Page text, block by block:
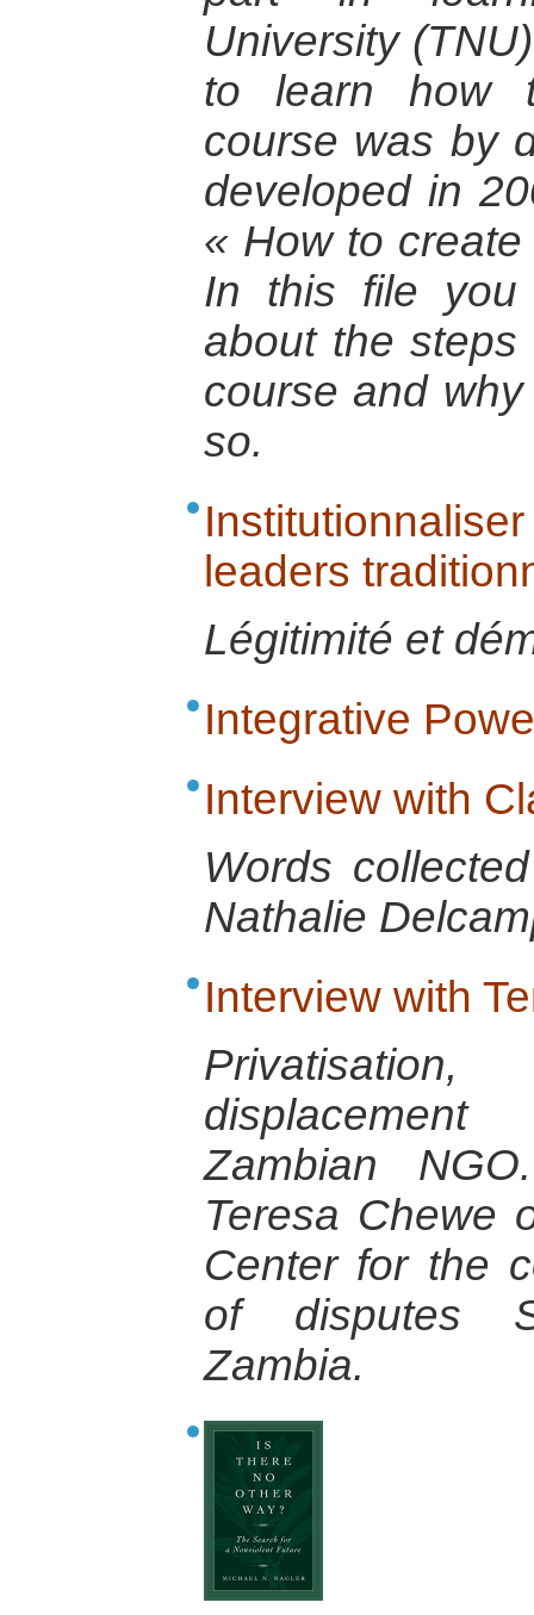
University
to learn how
course was by
developed in
« How to
In this file you
about the
course and
so.
leaders
Légitimité et
Integrative
Interview with
Words
Nathalie
Interview with
Zambian
Teresa Chewe
Center for the
of disputes
Zambia.